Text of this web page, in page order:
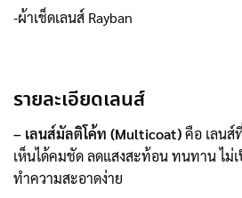
-ผ้าเช็ดเลนส์ Rayban
รายละเอียดเลนส์
– เลนส์มัลติโค้ท (Multicoat)คือ เลนส์
เห็นได้คมชัด ลดแสงสะท้อน ทนทาน ไม่
ทำความสะอาดง่าย